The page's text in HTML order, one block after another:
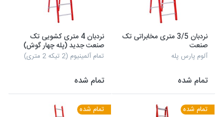
نردبان 3/5 متری مخابراتی تک
صنعت
آلوم پارس پله
تمام شده
نردبان 4 متری کشویی تک
صنعت جدید (پله چهار گوش)
تمام آلمینیوم (2 تیکه 2 متری)
تمام شده
تمام شده تمام شده